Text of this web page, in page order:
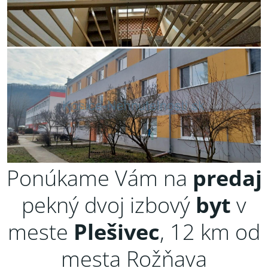
Ponúkame Vám na predaj
pekný dvoj izbový byt v
meste Plešivec, 12 km od
mesta Rožňava